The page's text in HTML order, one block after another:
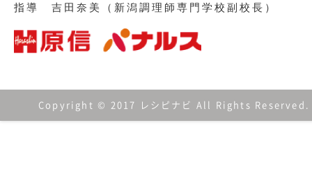
指導 吉田奈美（新潟調理師専門学校副校長）
Copyright © 2017 レシピナビ All Rights Reserved.